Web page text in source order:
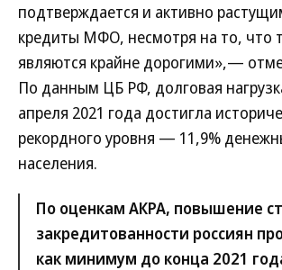
подтверждается и активно
кредиты МФО, несмотря на то, что
являются крайне дорогими»,—
По данным ЦБ РФ, долговая
апреля 2021 года достигла
рекордного уровня — 11,9%
населения.
По оценкам АКРА, повышение
закредитованности россиян
как минимум до конца 2021